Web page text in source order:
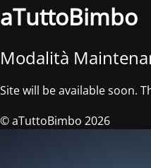
aTuttoBimbo
Modalità
Site will be available soon.
© aTuttoBimbo 2026